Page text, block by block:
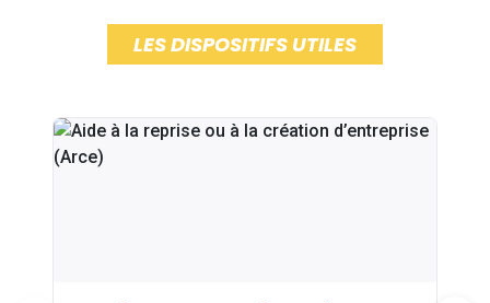
LES DISPOSITIFS UTILES